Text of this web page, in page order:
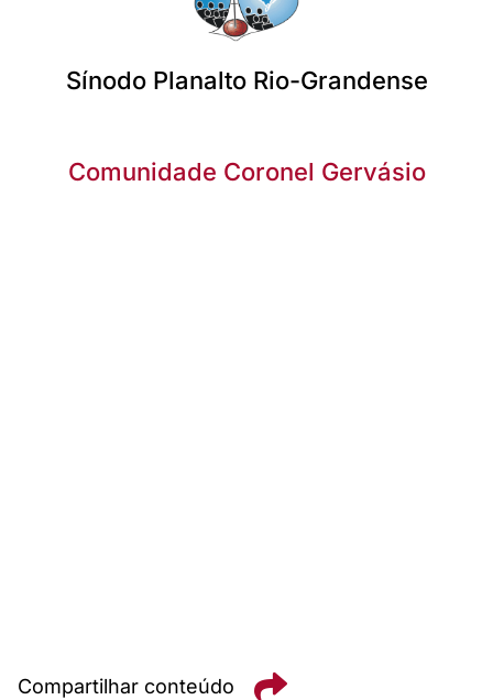
Sínodo Planalto Rio-Grandense
Comunidade Coronel Gervásio
Compartilhar conteúdo